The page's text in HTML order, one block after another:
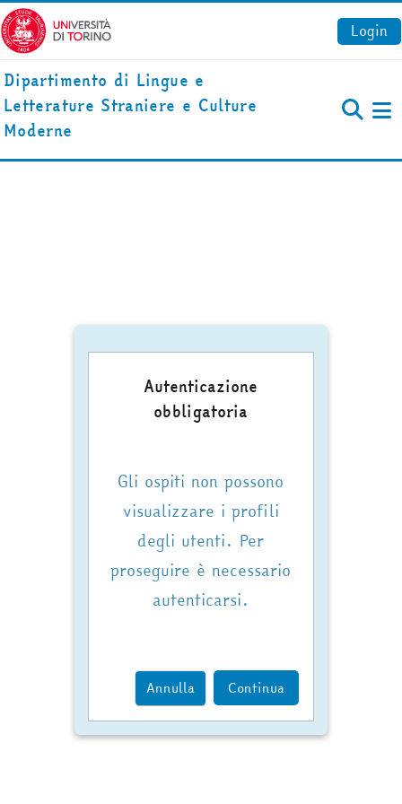
Vai al contenuto principale
Login
Dipartimento di Lingue e
Letterature Straniere e Culture
Moderne
Autenticazione
obbligatoria
Gli ospiti non possono
visualizzare i profili
degli utenti. Per
proseguire è necessario
autenticarsi.
Annulla Continua